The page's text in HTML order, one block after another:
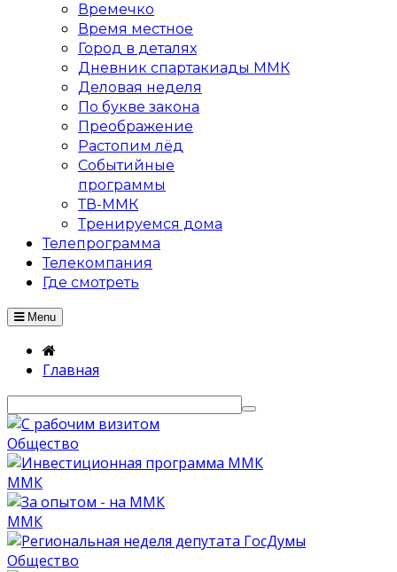
Времечко
Время местное
Город в деталях
Дневник спартакиады ММК
Деловая неделя
По букве закона
Преображение
Растопим лёд
Событийные
программы
ТВ-ММК
Тренируемся дома
Телепрограмма
Телекомпания
Где смотреть
Menu
Главная
Общество
ММК
ММК
Общество